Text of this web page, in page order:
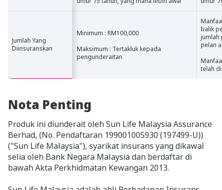
Jumlah Yang
Diinsuranskan
Minimum : RM100,000
Maksimum : Tertakluk kepada
pengunderaitan
balik
jumlah
pelan
telah
Jumlah Yang
Diinsuranskan
Nota Penting
Produk ini diunderait oleh Sun Life Malaysia Assurance
Berhad, (No. Pendaftaran 199001005930 (197499-U))
("Sun Life Malaysia"), syarikat insurans yang dikawal
selia oleh Bank Negara Malaysia dan berdaftar di
bawah Akta Perkhidmatan Kewangan 2013.